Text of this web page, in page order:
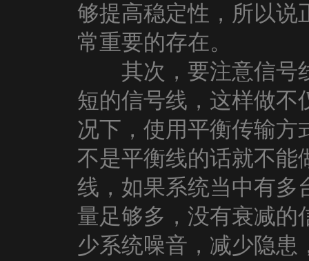
够提高稳定性，所以说
常重要的存在。
其次，要注意信号线
短的信号线，这样做不
况下，使用平衡传输方
不是平衡线的话就不能
线，如果系统当中有多
量足够多，没有衰减的
少系统噪音，减少隐患